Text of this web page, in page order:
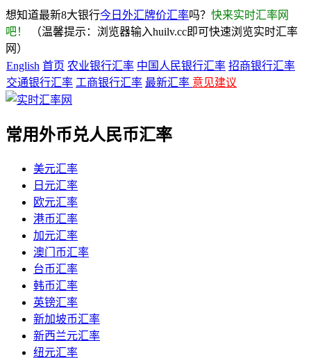
想知道最新8大银行今日外汇牌价汇率吗？ 快来实时汇率网
吧！
（温馨提示：浏览器输入huilv.cc即可快速浏览实时汇率
网）
English 首页 农业银行汇率 中国人民银行汇率 招商银行汇率
交通银行汇率 工商银行汇率 最新汇率 意见建议
常用外币兑人民币汇率
美元汇率
日元汇率
欧元汇率
港币汇率
加元汇率
澳门币汇率
台币汇率
韩币汇率
英镑汇率
新加坡币汇率
新西兰元汇率
纽元汇率